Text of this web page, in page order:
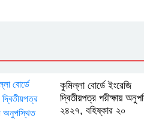
কুমিল্লা বোর্ডে ইংরেজি
দ্বিতীয়পত্র পরীক্ষায়
২৪২৭, বহিষ্কার ২০